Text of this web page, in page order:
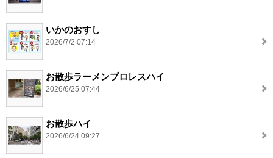
いかのおすし
2026/7/2 07:14
お散歩ラーメンプロレスハイ
2026/6/25 07:44
お散歩ハイ
2026/6/24 09:27